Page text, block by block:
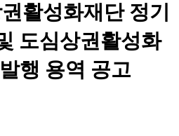
활성화재단 정기
도심상권활성화
행 용역 공고